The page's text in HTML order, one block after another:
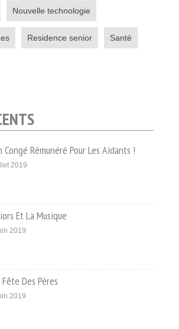
Nouvelle technologie
Residence senior Santé
Congé Rémunéré Pour Les Aidants !
2019
Et La Musique
2019
Des Pères
2019